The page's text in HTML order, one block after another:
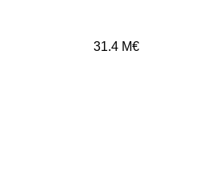
31.4 M€